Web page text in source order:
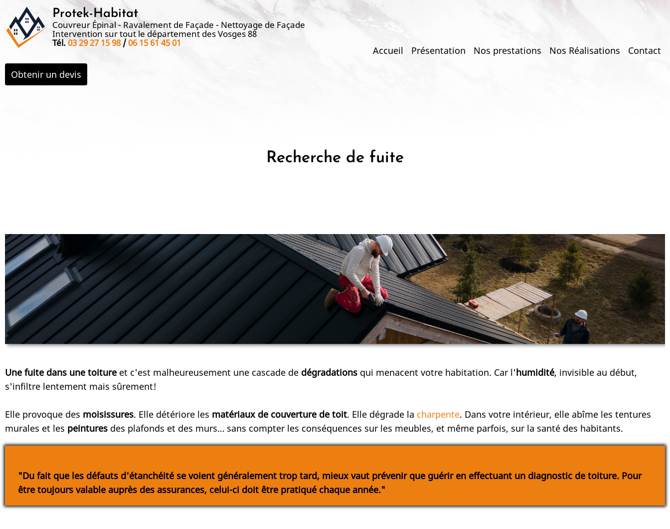
contenu
principal
Protek-Habitat
Couvreur Épinal - Ravalement de Façade - Nettoyage de Façade
Intervention sur tout le département des Vosges 88
Tél. 03 29 27 15 98/06 15 61 45 01
Obtenir un devis
Main
Accueil Présentation Nos prestations Nos Réalisations Contact
Recherche de fuite
Une fuite dans une toiture et c'est malheureusement une cascade de dégradations qui menacent votre habitation. Car l'humidité, invisible au début,
s'infiltre lentement mais sûrement!
Elle provoque des moisissures. Elle détériore les matériaux de couverture de toit. Elle dégrade la charpente. Dans votre intérieur, elle abîme les tentures
murales et les peintures des plafonds et des murs… sans compter les conséquences sur les meubles, et même parfois, sur la santé des habitants.
"Du fait que les défauts d'étanchéité se voient généralement trop tard, mieux vaut prévenir que guérir en effectuant un diagnostic de toiture. Pour
être toujours valable auprès des assurances, celui-ci doit être pratiqué chaque année."